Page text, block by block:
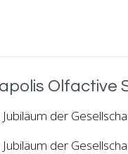
Olfactive
der
der